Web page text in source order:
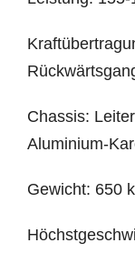
Chassis:
Aluminium-
Gewicht: 650